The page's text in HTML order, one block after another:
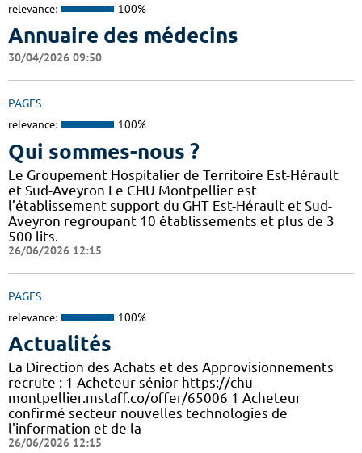
relevance: 100%
Annuaire des médecins
30/04/2026 09:50
PAGES
relevance: 100%
Qui sommes-nous ?
Le Groupement Hospitalier de Territoire Est-Hérault
et Sud-Aveyron Le CHU Montpellier est
l’établissement support du GHT Est-Hérault et Sud-
Aveyron regroupant 10 établissements et plus de 3
500 lits.
26/06/2026 12:15
PAGES
relevance: 100%
Actualités
La Direction des Achats et des Approvisionnements
recrute : 1 Acheteur sénior https://chu-
montpellier.mstaff.co/offer/65006 1 Acheteur
confirmé secteur nouvelles technologies de
l'information et de la
26/06/2026 12:15